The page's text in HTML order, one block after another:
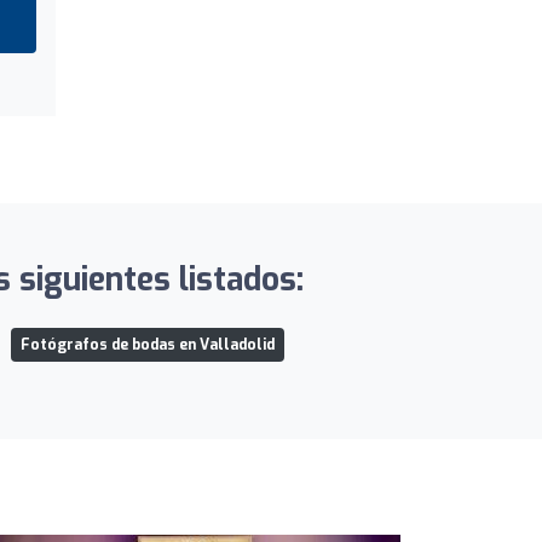
siguientes listados:
Fotógrafos de bodas en Valladolid